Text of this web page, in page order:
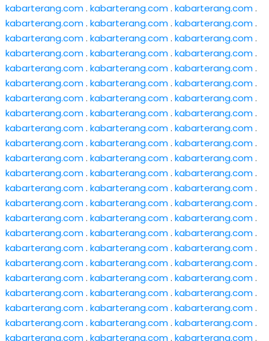
kabarterang.com. kabarterang.com. kabarterang.com.
kabarterang.com. kabarterang.com. kabarterang.com.
kabarterang.com. kabarterang.com. kabarterang.com.
kabarterang.com. kabarterang.com. kabarterang.com.
kabarterang.com. kabarterang.com. kabarterang.com.
kabarterang.com. kabarterang.com. kabarterang.com.
kabarterang.com. kabarterang.com. kabarterang.com.
kabarterang.com. kabarterang.com. kabarterang.com.
kabarterang.com. kabarterang.com. kabarterang.com.
kabarterang.com. kabarterang.com. kabarterang.com.
kabarterang.com. kabarterang.com. kabarterang.com.
kabarterang.com. kabarterang.com. kabarterang.com.
kabarterang.com. kabarterang.com. kabarterang.com.
kabarterang.com. kabarterang.com. kabarterang.com.
kabarterang.com. kabarterang.com. kabarterang.com.
kabarterang.com. kabarterang.com. kabarterang.com.
kabarterang.com. kabarterang.com. kabarterang.com.
kabarterang.com. kabarterang.com. kabarterang.com.
kabarterang.com. kabarterang.com. kabarterang.com.
kabarterang.com. kabarterang.com. kabarterang.com.
kabarterang.com. kabarterang.com. kabarterang.com.
kabarterang.com. kabarterang.com. kabarterang.com.
kabarterang.com. kabarterang.com. kabarterang.com.